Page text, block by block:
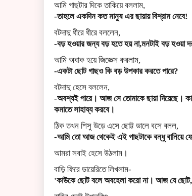
আমি গাছটার দিকে তাকিয়ে বললাম,
-তাহলে একদিন কত মানুষ এর ছায়ায় বিশ্রাম নেবে!
বটদাদু ধীরে ধীরে বললেন,
-বড় হওয়ার জন্য বড় হতে হয় না,মনটাই বড় হওয়া
আমি অবাক হয়ে জিজ্ঞেস করলাম,
-একটা ছোট গাছও কি বড় উপকার করতে পারে?
বটদাদু হেসে বললেন,
-অবশ্যই পারে। আজ সে তোমাকে ছায়া দিয়েছে।
কমাতে সাহায্য করবে।
ঠিক তখন শিসু উড়ে এসে ছোট্ট ডালে বসে বলল,
-আমি তো আজ থেকেই এই গাছটাকে বন্ধু বানিয়ে
আমরা সবাই হেসে উঠলাম।
বাড়ি ফিরে ডায়েরিতে লিখলাম-
'কাউকে ছোট বলে অবহেলা করো না। আজ যে